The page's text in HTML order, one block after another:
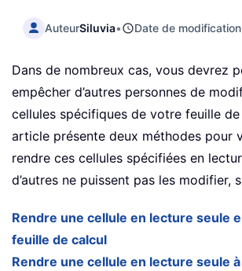
AuteurSiluvia• Date de modification
Dans de nombreux cas, vous devrez
empêcher d’autres personnes de
cellules spécifiques de votre feuille
article présente deux méthodes pour
rendre ces cellules spécifiées en
d’autres ne puissent pas les modifier,
Rendre une cellule en lecture seule
feuille de calcul
Rendre une cellule en lecture seule à